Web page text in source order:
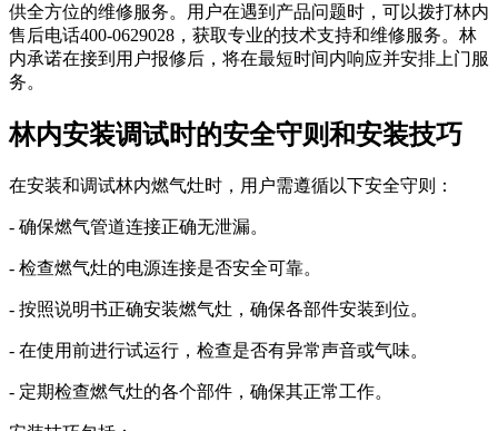
供全方位的维修服务。用户在遇到产品问题时，可以拨打林内
售后电话400-0629028，获取专业的技术支持和维修服务。林
内承诺在接到用户报修后，将在最短时间内响应并安排上门服
务。
林内安装调试时的安全守则和安装技巧
在安装和调试林内燃气灶时，用户需遵循以下安全守则：
- 确保燃气管道连接正确无泄漏。
- 检查燃气灶的电源连接是否安全可靠。
- 按照说明书正确安装燃气灶，确保各部件安装到位。
- 在使用前进行试运行，检查是否有异常声音或气味。
- 定期检查燃气灶的各个部件，确保其正常工作。